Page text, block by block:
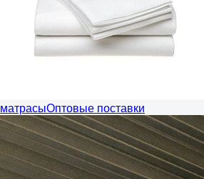
матрасыОптовые поставки